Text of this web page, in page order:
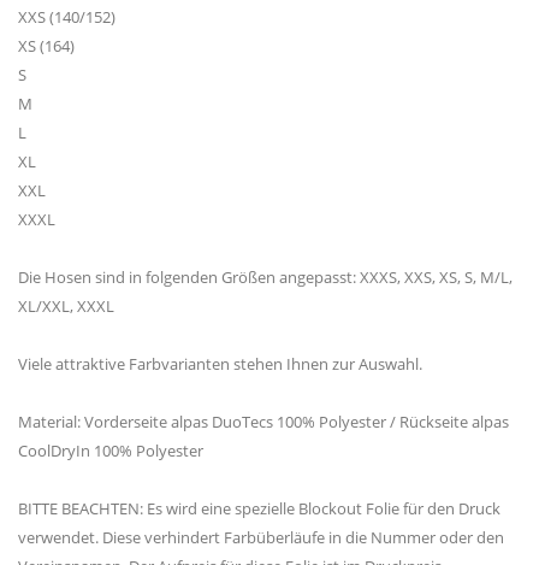
XXS (140/152)
XS (164)
S
M
L
XL
XXL
XXXL
Die Hosen sind in folgenden Größen angepasst: XXXS, XXS, XS, S, M/L,
XL/XXL, XXXL
Viele attraktive Farbvarianten stehen Ihnen zur Auswahl.
Material: Vorderseite alpas DuoTecs 100% Polyester / Rückseite alpas
CoolDryIn 100% Polyester
BITTE BEACHTEN: Es wird eine spezielle Blockout Folie für den Druck
verwendet. Diese verhindert Farbüberläufe in die Nummer oder den